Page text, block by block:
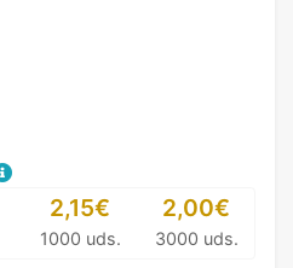
2,15€
1000 uds.
2,00€
3000 uds.